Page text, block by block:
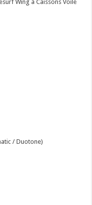
Wing à Caissons Voile
/ Duotone)